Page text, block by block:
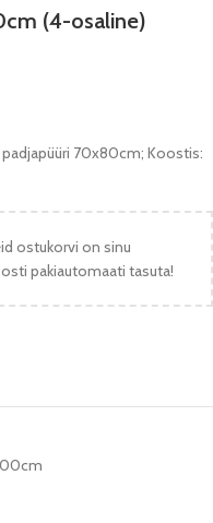
(4-osaline)
70x80cm; Koostis:
ostukorvi on sinu
pakiautomaati tasuta!